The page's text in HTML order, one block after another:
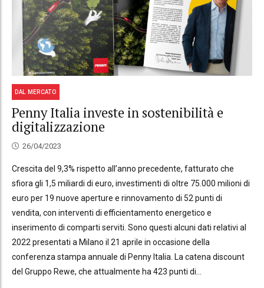
DAL MERCATO
Penny Italia investe in sostenibilità e
digitalizzazione
26/04/2023
Crescita del 9,3% rispetto all’anno precedente, fatturato che
sfiora gli 1,5 miliardi di euro, investimenti di oltre 75.000 milioni di
euro per 19 nuove aperture e rinnovamento di 52 punti di
vendita, con interventi di efficientamento energetico e
inserimento di comparti serviti. Sono questi alcuni dati relativi al
2022 presentati a Milano il 21 aprile in occasione della
conferenza stampa annuale di Penny Italia. La catena discount
del Gruppo Rewe, che attualmente ha 423 punti di...